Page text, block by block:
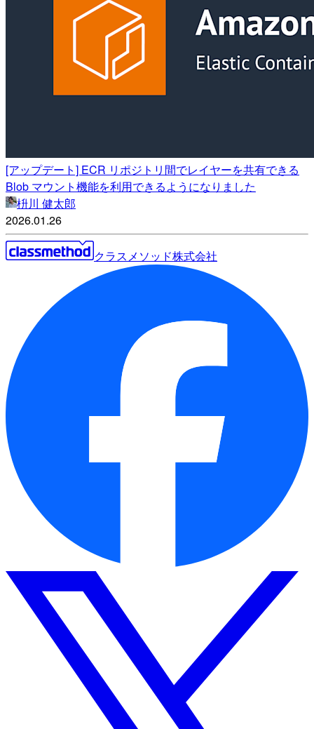
[アップデート] ECR リポジトリ間でレイヤーを共有できる
Blob マウント機能を利用できるようになりました
枡川 健太郎
2026.01.26
クラスメソッド株式会社